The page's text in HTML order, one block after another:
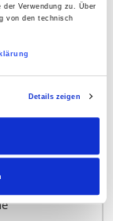
Verwendung zu. Über
von den technisch
Details zeigen